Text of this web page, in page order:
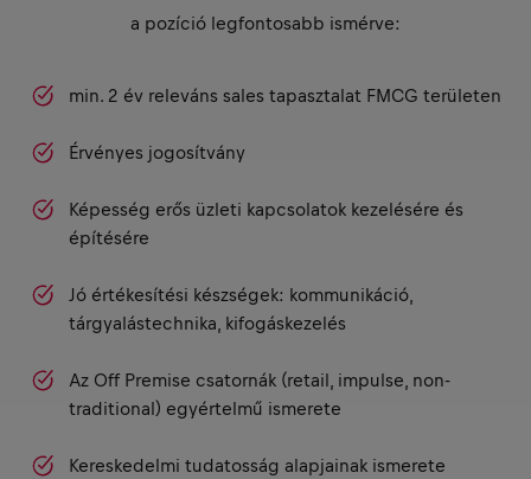
a pozíció legfontosabb ismérve:
min. 2 év releváns sales tapasztalat FMCG területen
Érvényes jogosítvány
Képesség erős üzleti kapcsolatok kezelésére és
építésére
Jó értékesítési készségek: kommunikáció,
tárgyalástechnika, kifogáskezelés
Az Off Premise csatornák (retail, impulse, non-
traditional) egyértelmű ismerete
Kereskedelmi tudatosság alapjainak ismerete